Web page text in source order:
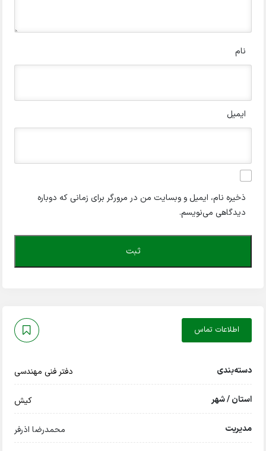
نام
ایمیل
ذخیره نام، ایمیل و وبسایت من در مرورگر برای زمانی که دوباره
دیدگاهی می‌نویسم.
اطلاعات تماس
دسته‌بندی دفتر فنی مهندسی
استان / شهر کیش
مدیریت محمدرضا اذرفر